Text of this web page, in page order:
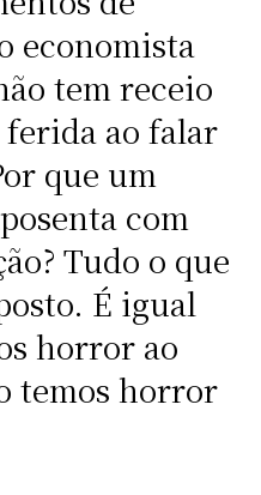
economista
tem receio
ferida ao falar
que um
com
Tudo o que
É igual
horror ao
temos horror